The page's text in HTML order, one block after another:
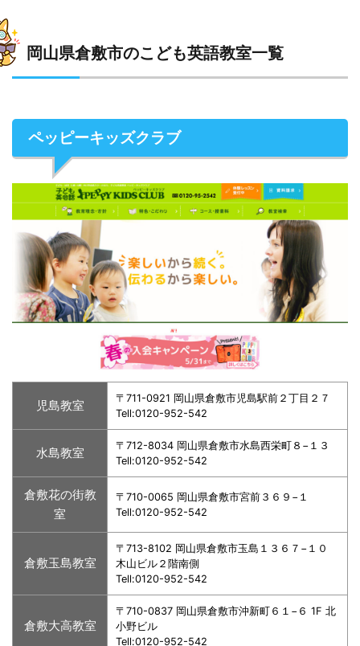
岡山県倉敷市のこども英語教室一覧
ペッピーキッズクラブ
児島教室
〒711-0921 岡山県倉敷市児島駅前２丁目２７
Tell:0120-952-542
水島教室
〒712-8034 岡山県倉敷市水島西栄町８−１３
Tell:0120-952-542
倉敷花の街教
室
〒710-0065 岡山県倉敷市宮前３６９−１
Tell:0120-952-542
倉敷玉島教室
〒713-8102 岡山県倉敷市玉島１３６７−１０
木山ビル２階南側
Tell:0120-952-542
倉敷大高教室
〒710-0837 岡山県倉敷市沖新町６１−６ 1F 北
小野ビル
Tell:0120-952-542